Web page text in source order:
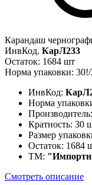
Карандаш
ИнвКод. КарЛ233
Остаток: 1684 шт
Норма упаковки:
ИнвКод:
Норма
Производитель:
Кратность: 30
Размер
Остаток: 1684
ТМ:
Смотреть описание